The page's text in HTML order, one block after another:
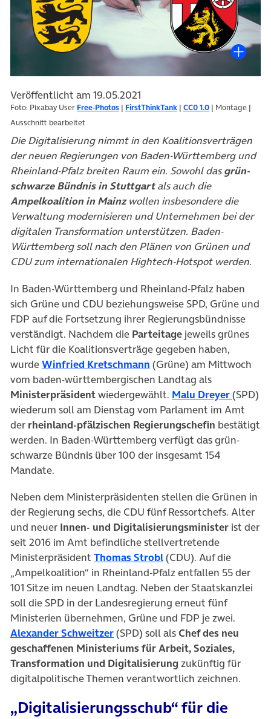
Veröffentlicht am 19.05.2021
Foto: Pixabay User Free-Photos | FirstThinkTank | CC0 1.0 | Montage |
Ausschnitt bearbeitet
Die Digitalisierung nimmt in den Koalitionsverträgen
der neuen Regierungen von Baden-Württemberg und
Rheinland-Pfalz breiten Raum ein. Sowohl dasgrün-
schwarze Bündnis in Stuttgartals auch die
Ampelkoalition in Mainzwollen insbesondere die
Verwaltung modernisieren und Unternehmen bei der
digitalen Transformation unterstützen. Baden-
Württemberg soll nach den Plänen von Grünen und
CDU zum internationalen Hightech-Hotspot werden.
In Baden-Württemberg und Rheinland-Pfalz haben
sich Grüne und CDU beziehungsweise SPD, Grüne und
FDP auf die Fortsetzung ihrer Regierungsbündnisse
verständigt. Nachdem die Parteitage jeweils grünes
Licht für die Koalitionsverträge gegeben haben,
wurdeWinfried Kretschmann (öffnet in neuem Tab)
(Grüne) am Mittwoch
vom baden-württembergischen Landtag als
Ministerpräsidentwiedergewählt. Malu Dreyer(öffnet
(SPD)
wiederum soll am Dienstag vom Parlament im Amt
der rheinland-pfälzischen Regierungschefin bestätigt
werden. In Baden-Württemberg verfügt das grün-
schwarze Bündnis über 100 der insgesamt 154
Mandate.
Neben dem Ministerpräsidenten stellen die Grünen in
der Regierung sechs, die CDU fünf Ressortchefs. Alter
und neuer Innen- und Digitalisierungsminister ist der
seit 2016 im Amt befindliche stellvertretende
Ministerpräsident Thomas Strobl(öffnet in neuem Tab)
(CDU). Auf die
„Ampelkoalition“ in Rheinland-Pfalz entfallen 55 der
101 Sitze im neuen Landtag. Neben der Staatskanzlei
soll die SPD in der Landesregierung erneut fünf
Ministerien übernehmen, Grüne und FDP je zwei.
Alexander Schweitzer(öffnet in neuem Tab)
(SPD) soll alsChef des neu
geschaffenen Ministeriums für Arbeit, Soziales,
Transformation und Digitalisierung zukünftig für
digitalpolitische Themen verantwortlich zeichnen.
„Digitalisierungsschub“ für die